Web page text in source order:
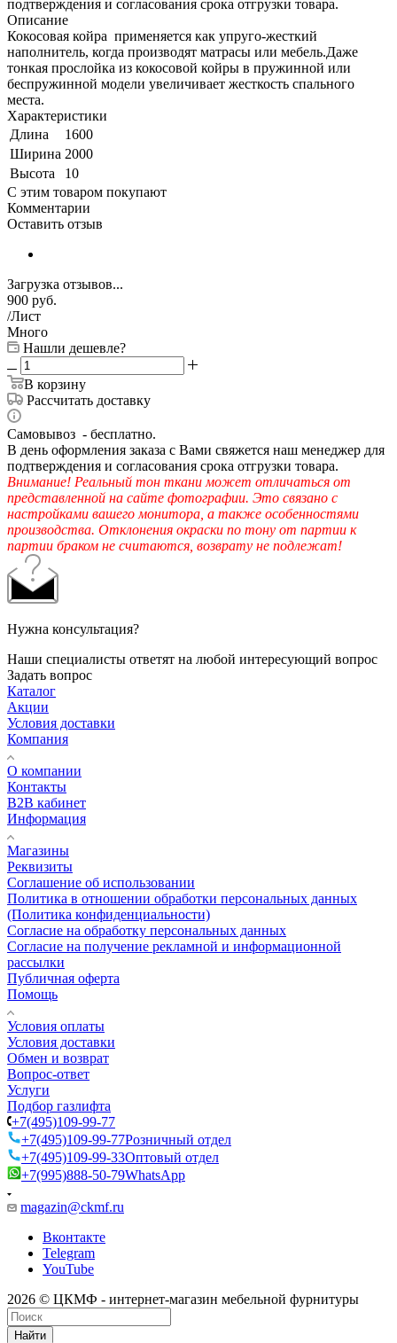
подтверждения и согласования срока отгрузки товара.
Описание
Кокосовая койра применяется как упруго-жесткий
наполнитель, когда производят матрасы или мебель.Даже
тонкая прослойка из кокосовой койры в пружинной или
беспружинной модели увеличивает жесткость спального
места.
Характеристики
Длина
1600
Ширина 2000
Высота
10
С этим товаром покупают
Комментарии
Оставить отзыв
Загрузка отзывов...
900 руб.
/Лист
Много
Нашли дешевле?
В корзину
Рассчитать доставку
Самовывоз - бесплатно.
В день оформления заказа с Вами свяжется наш менеджер для
подтверждения и согласования срока отгрузки товара.
Внимание! Реальный тон ткани может отличаться от
представленной на сайте фотографии. Это связано с
настройками вашего монитора, а также особенностями
производства. Отклонения окраски по тону от партии к
партии браком не считаются, возврату не подлежат!
Нужна консультация?
Наши специалисты ответят на любой интересующий вопрос
Задать вопрос
Каталог
Акции
Условия доставки
Компания
О компании
Контакты
B2B кабинет
Информация
Магазины
Реквизиты
Соглашение об использовании
Политика в отношении обработки персональных данных
(Политика конфиденциальности)
Согласие на обработку персональных данных
Согласие на получение рекламной и информационной
рассылки
Публичная оферта
Помощь
Условия оплаты
Условия доставки
Обмен и возврат
Вопрос-ответ
Услуги
Подбор газлифта
+7(495)109-99-77
+7(495)109-99-77Розничный отдел
+7(495)109-99-33Оптовый отдел
+7(995)888-50-79WhatsApp
magazin@ckmf.ru
Вконтакте
Telegram
YouTube
2026 © ЦКМФ - интернет-магазин мебельной фурнитуры
Найти